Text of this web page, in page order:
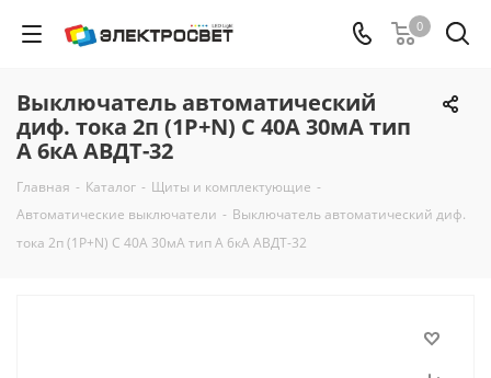
0
Выключатель автоматический
диф. тока 2п (1P+N) C 40А 30мА тип
A 6кА АВДТ-32
Главная - Каталог - Щиты и комплектующие -
Автоматические выключатели - Выключатель автоматический диф.
тока 2п (1P+N) C 40А 30мА тип A 6кА АВДТ-32